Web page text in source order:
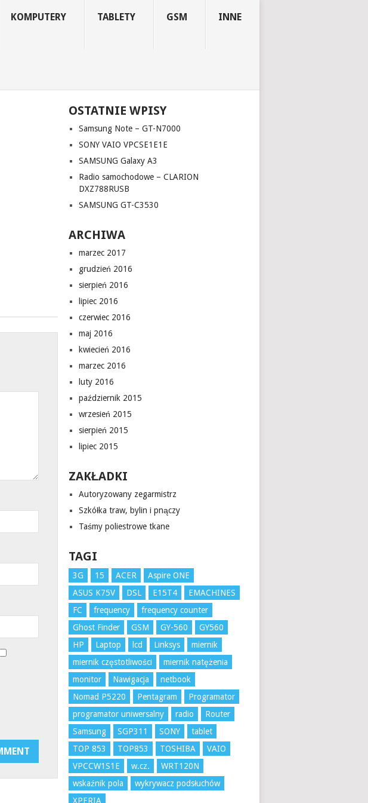
KOMPUTERY TABLETY GSM INNE
OSTATNIE WPISY
Samsung Note – GT-N7000
SONY VAIO VPCSE1E1E
SAMSUNG Galaxy A3
Radio samochodowe – CLARION
DXZ788RUSB
SAMSUNG GT-C3530
ARCHIWA
marzec 2017
grudzień 2016
sierpień 2016
lipiec 2016
czerwiec 2016
maj 2016
kwiecień 2016
marzec 2016
luty 2016
październik 2015
wrzesień 2015
sierpień 2015
lipiec 2015
ZAKŁADKI
Autoryzowany zegarmistrz
Szkółka traw, bylin i pnączy
Taśmy poliestrowe tkane
TAGI
3G 15 ACER
Aspire ONE
ASUS K75V
DSL E15T4
EMACHINES
FC
frequency
frequency counter
Ghost Finder
GSM GY-560
GY560
HP
Laptop lcd Linksys
miernik
miernik częstotliwości
miernik natężenia
monitor
Nawigacja
netbook
Nomad P5220
Pentagram
Programator
programator uniwersalny
radio
Router
Samsung
SGP311 SONY
tablet
TOP 853
TOP853 TOSHIBA
VAIO
VPCCW1S1E
w.cz.
WRT120N
wskaźnik pola
wykrywacz podsłuchów
XPERIA